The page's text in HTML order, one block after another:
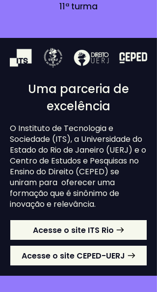
11ª turma
Uma parceria de
excelência
O Instituto de Tecnologia e
Sociedade (ITS), a Universidade do
Estado do Rio de Janeiro (UERJ) e o
Centro de Estudos e Pesquisas no
Ensino do Direito (CEPED) se
uniram para oferecer uma
formação que é sinônimo de
inovação e relevância.
Acesse o site ITS Rio
Acesse o site CEPED-UERJ